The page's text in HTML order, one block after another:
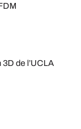
de l’UCLA